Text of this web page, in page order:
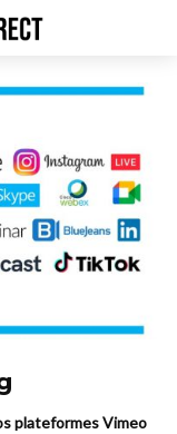
plateformes Vimeo